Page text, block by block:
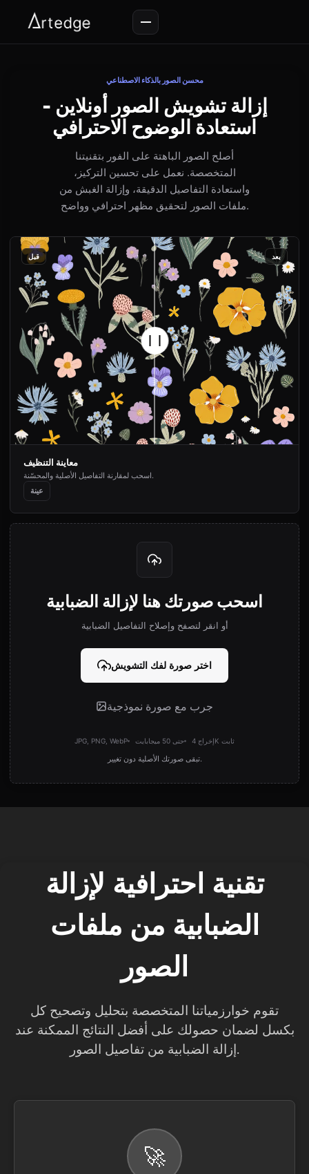
محسن الصور بالذكاء الاصطناعي
إزالة تشويش الصور أونلاين -
استعادة الوضوح الاحترافي
أصلح الصور الباهتة على الفور بتقنيتنا
المتخصصة. نعمل على تحسين التركيز،
واستعادة التفاصيل الدقيقة، وإزالة الغبش من
ملفات الصور لتحقيق مظهر احترافي وواضح.
قبل بعد
معاينة التنظيف
اسحب لمقارنة التفاصيل الأصلية والمحسّنة.
عينة
اسحب صورتك هنا لإزالة الضبابية
أو انقر لتصفح وإصلاح التفاصيل الضبابية
اختر صورة لفك التشويش
جرب مع صورة نموذجية
JPG, PNG, WebP حتى 50 ميجابايت إخراج 4K ثابت
تبقى صورتك الأصلية دون تغيير.
تقنية احترافية لإزالة
الضبابية من ملفات
الصور
تقوم خوارزمياتنا المتخصصة بتحليل وتصحيح كل
بكسل لضمان حصولك على أفضل النتائج الممكنة عند
إزالة الضبابية من تفاصيل الصور.
🚀